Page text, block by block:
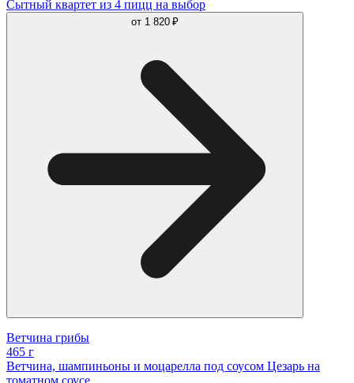
Сытный квартет из 4 пицц на выбор
от 1 820 ₽
Ветчина грибы
465 г
Ветчина, шампиньоны и моцарелла под соусом Цезарь на
томатном соусе